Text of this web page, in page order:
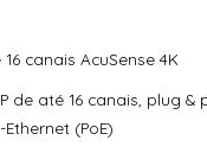
V300
Abloy | Controlador
16 canais AcuSense 4K
de até 16 canais, plug &
(PoE)